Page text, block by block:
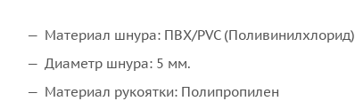
Материал шнура: ПВХ/PVC (Поливинилхлорид)
Диаметр шнура: 5 мм.
Материал рукоятки: Полипропилен